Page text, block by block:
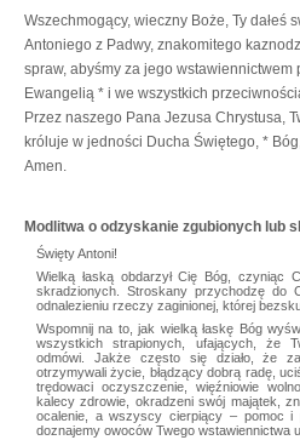
Wszechmogący, wieczny Boże, Ty dałeś
Antoniego z Padwy, znakomitego
spraw, abyśmy za jego
Ewangelią * i we wszystkich
Przez naszego Pana Jezusa Chrystusa,
króluje w jedności Ducha Świętego, *
Amen.
Modlitwa o odzyskanie zgubionych lub
Święty Antoni!
Wielką łaską obdarzył Cię Bóg, czyniąc
skradzionych. Stroskany przychodzę do
odnalezieniu rzeczy zaginionej, której
Wspomnij na to, jak wielką łaskę Bóg
wszystkich strapionych, ufających, że
odmówi. Jakże często się działo, że
otrzymywali życie, błądzący dobrą radę,
trędowaci oczyszczenie, więźniowie
kalecy zdrowie, okradzeni swój majątek,
ocalenie, a wszyscy cierpiący – pomoc i
doznajemy owoców Twego wstawiennictwa